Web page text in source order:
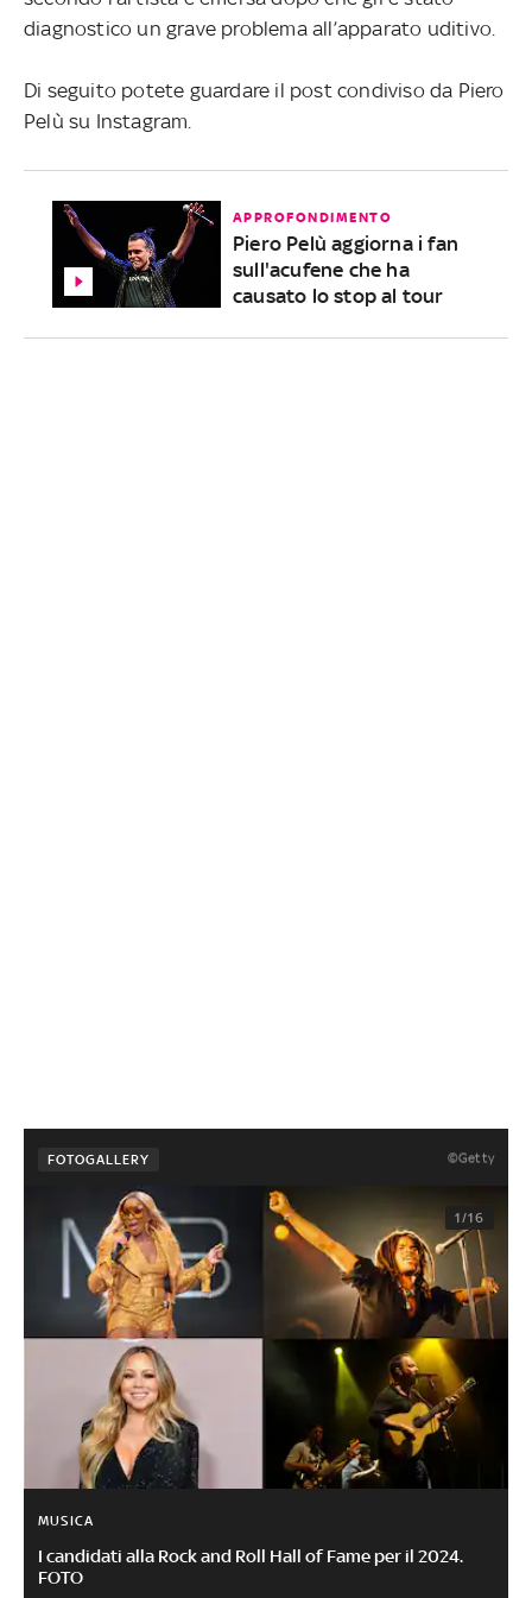
diagnostico un grave problema all’apparato uditivo.
Di seguito potete guardare il post condiviso da Piero
Pelù su Instagram.
APPROFONDIMENTO
Piero Pelù aggiorna i fan
sull'acufene che ha
causato lo stop al tour
FOTOGALLERY ©Getty
1/16
MUSICA
I candidati alla Rock and Roll Hall of Fame per il 2024.
FOTO